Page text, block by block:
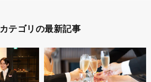
カテゴリの最新記事